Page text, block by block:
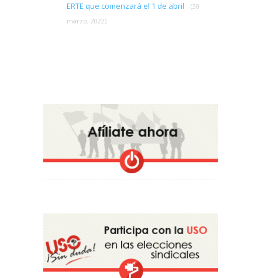
ERTE que comenzará el 1 de abril
(30
marzo, 2022)